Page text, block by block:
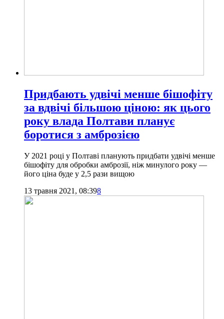
Придбають удвічі менше бішофіту
за вдвічі більшою ціною: як цього
року влада Полтави планує
боротися з амброзією
У 2021 році у Полтаві планують придбати удвічі менше
бішофіту для обробки амброзії, ніж минулого року —
його ціна буде у 2,5 рази вищою
13 травня 2021, 08:398